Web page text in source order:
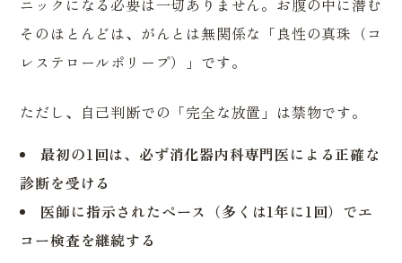
ニックになる必要は一切ありません。お腹の中に潜む
そのほとんどは、がんとは無関係な「良性の真珠（コ
レステロールポリープ）」です。
ただし、自己判断での「完全な放置」は禁物です。
最初の1回は、必ず消化器内科専門医による正確な
診断を受ける
医師に指示されたペース（多くは1年に1回）でエ
コー検査を継続する